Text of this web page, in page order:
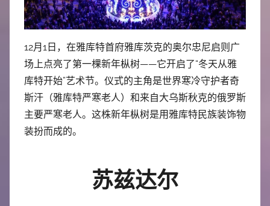
12月1日，在雅库特首府雅库茨克的奥尔忠尼启则广
场上点亮了第一棵新年枞树——它开启了“冬天从雅
库特开始”艺术节。仪式的主角是世界寒冷守护者奇
斯汗（雅库特严寒老人）和来自大乌斯秋克的俄罗斯
主要严寒老人。这株新年枞树是用雅库特民族装饰物
装扮而成的。
苏兹达尔